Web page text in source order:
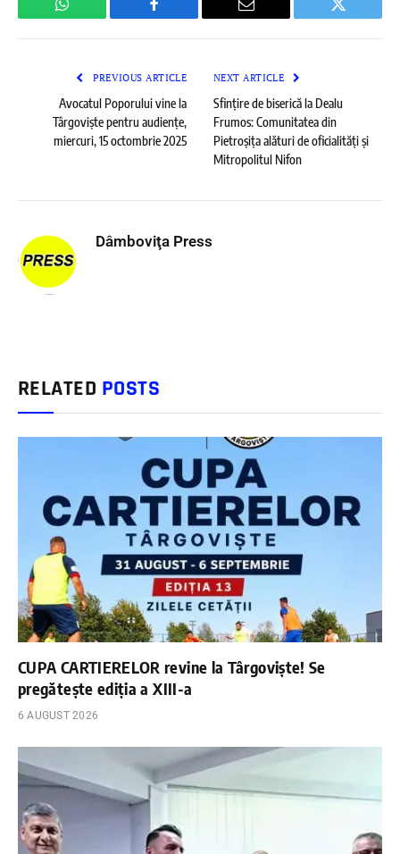
WhatsApp Facebook Email Twitter
PREVIOUS ARTICLE
Avocatul Poporului vine la
Târgoviște pentru audiențe,
miercuri, 15 octombrie 2025
NEXT ARTICLE
Sfințire de biserică la Dealu
Frumos: Comunitatea din
Pietroșița alături de oficialități și
Mitropolitul Nifon
Dâmboviţa Press
RELATED POSTS
CUPA CARTIERELOR revine la Târgoviște! Se
pregătește ediția a XIII-a
6 AUGUST 2026